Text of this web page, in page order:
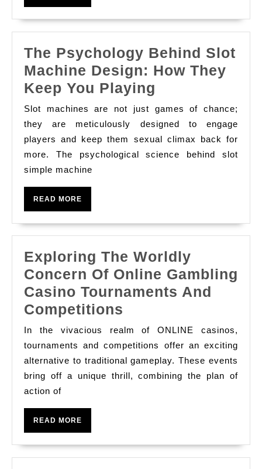
Napsgear
The
Usa
The Psychology Behind Slot
Machine Design: How They
Keep You Playing
Psychology
Behind
Slot
Machine
Keep
Playing
Slot machines are not just games of chance;
they are meticulously designed to engage
players and keep them sexual climax back for
more. The psychological science behind slot
simple machine
READ MORE
Exploring The Worldly
Concern Of Online Gambling
Casino Tournaments And
Competitions
The
Worldly
Concern
Of
Tournaments
In the vivacious realm of ONLINE casinos,
tournaments and competitions offer an exciting
alternative to traditional gameplay. These events
bring off a unique thrill, combining the plan of
action of
READ MORE